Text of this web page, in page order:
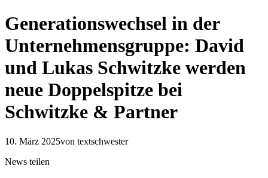
Generationswechsel in der
Unternehmensgruppe: David
und Lukas Schwitzke werden
neue Doppelspitze bei
Schwitzke & Partner
10. März 2025von textschwester
News teilen